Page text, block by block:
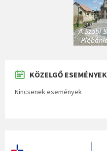
KÖZELGŐ ESEMÉNYEK
Nincsenek események